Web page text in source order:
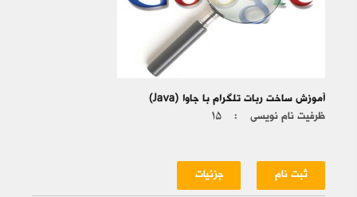
آموزش ساخت ربات تلگرام با جاوا (Java)
ظرفیت نام نویسی : ۱۵
ثبت نام جزئیات